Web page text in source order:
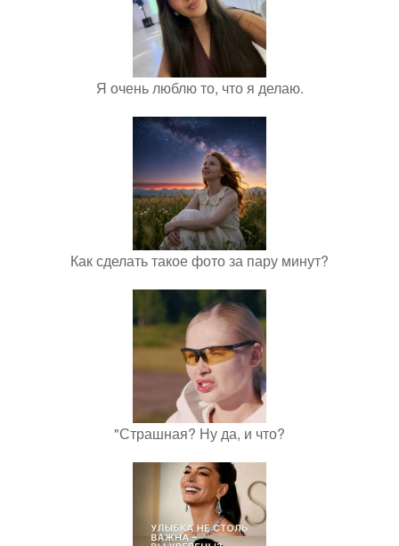
Я очень люблю то, что я делаю.
Как сделать такое фото за пару минут?
"Страшная? Ну да, и что?